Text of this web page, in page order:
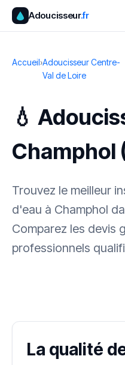
Adoucisseur.fr
Accueil›Adoucisseur Centre-
Val de Loire
💧
Champhol
Trouvez le meilleur
d'eau à Champhol
Comparez les devis
professionnels
La qualité